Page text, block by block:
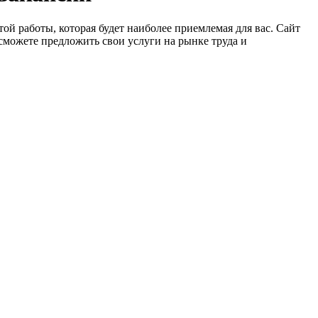
работы, которая будет наиболее приемлемая для вас. Сайт
предложить свои услуги на рынке труда и